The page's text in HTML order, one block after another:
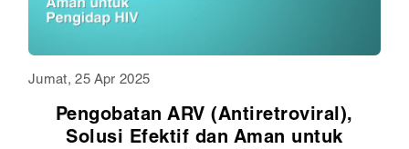
Jumat, 25 Apr 2025
Pengobatan ARV (Antiretroviral),
Solusi Efektif dan Aman untuk